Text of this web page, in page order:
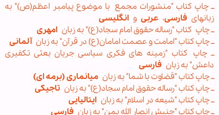
ــ چاپ کتاب "منشورات مجمع با موضوع پيامبر اعظم(ص)" به
زبانهای فارسی، عربی و انگلیسی
ــ چاپ کتاب "رساله حقوق امام سجاد(ع)" به زبان امهری
ــ چاپ کتاب "امامت و عصمت امامان(ع) در قرآن" به زبان آلمانی
ــ چاپ کتاب "زمینه های فکری سیاسی جریان بعثی تکفیری
داعش" به زبان فارسی
ــ چاپ کتاب "قضاوت با شما" به زبان میانماری (برمه ای)
ــ چاپ کتاب "رساله حقوق امام سجاد(ع)" به زبان تاجیکی
ــ چاپ کتاب "شيعه در اسلام" به زبان ايتاليایی
ــ چاپ کتاب "جنبش انصار الله یمن" به زبان فارسی